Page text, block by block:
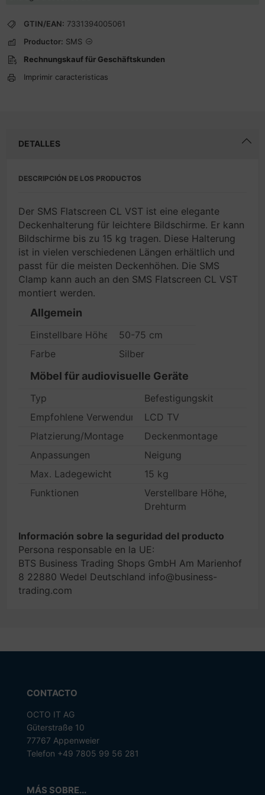
GTIN/EAN: 7331394005061
Productor: SMS
Rechnungskauf für Geschäftskunden
Imprimir caracteristicas
DETALLES
DESCRIPCIÓN DE LOS PRODUCTOS
Der SMS Flatscreen CL VST ist eine elegante
Deckenhalterung für leichtere Bildschirme. Er kann
Bildschirme bis zu 15 kg tragen. Diese Halterung
ist in vielen verschiedenen Längen erhältlich und
passt für die meisten Deckenhöhen. Die SMS
Clamp kann auch an den SMS Flatscreen CL VST
montiert werden.
Allgemein
Einstellbare Höhe
50-75 cm
Farbe
Silber
Möbel für audiovisuelle Geräte
Typ
Befestigungskit
Empfohlene Verwendung
LCD TV
Platzierung/Montage
Deckenmontage
Anpassungen
Neigung
Max. Ladegewicht
15 kg
Funktionen
Verstellbare Höhe,
Drehturm
Información sobre la seguridad del producto
Persona responsable en la UE:
BTS Business Trading Shops GmbH Am Marienhof
8 22880 Wedel Deutschland info@business-
trading.com
CONTACTO
OCTO IT AG
Güterstraße 10
77767 Appenweier
Telefon +49 7805 99 56 281
MÁS SOBRE...